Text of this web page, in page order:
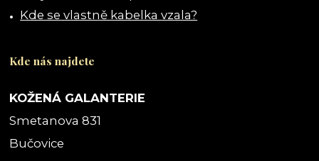
Kde se vlastně kabelka vzala?
Kde nás najdete
KOŽENÁ GALANTERIE
Smetanova 831
Bučovice